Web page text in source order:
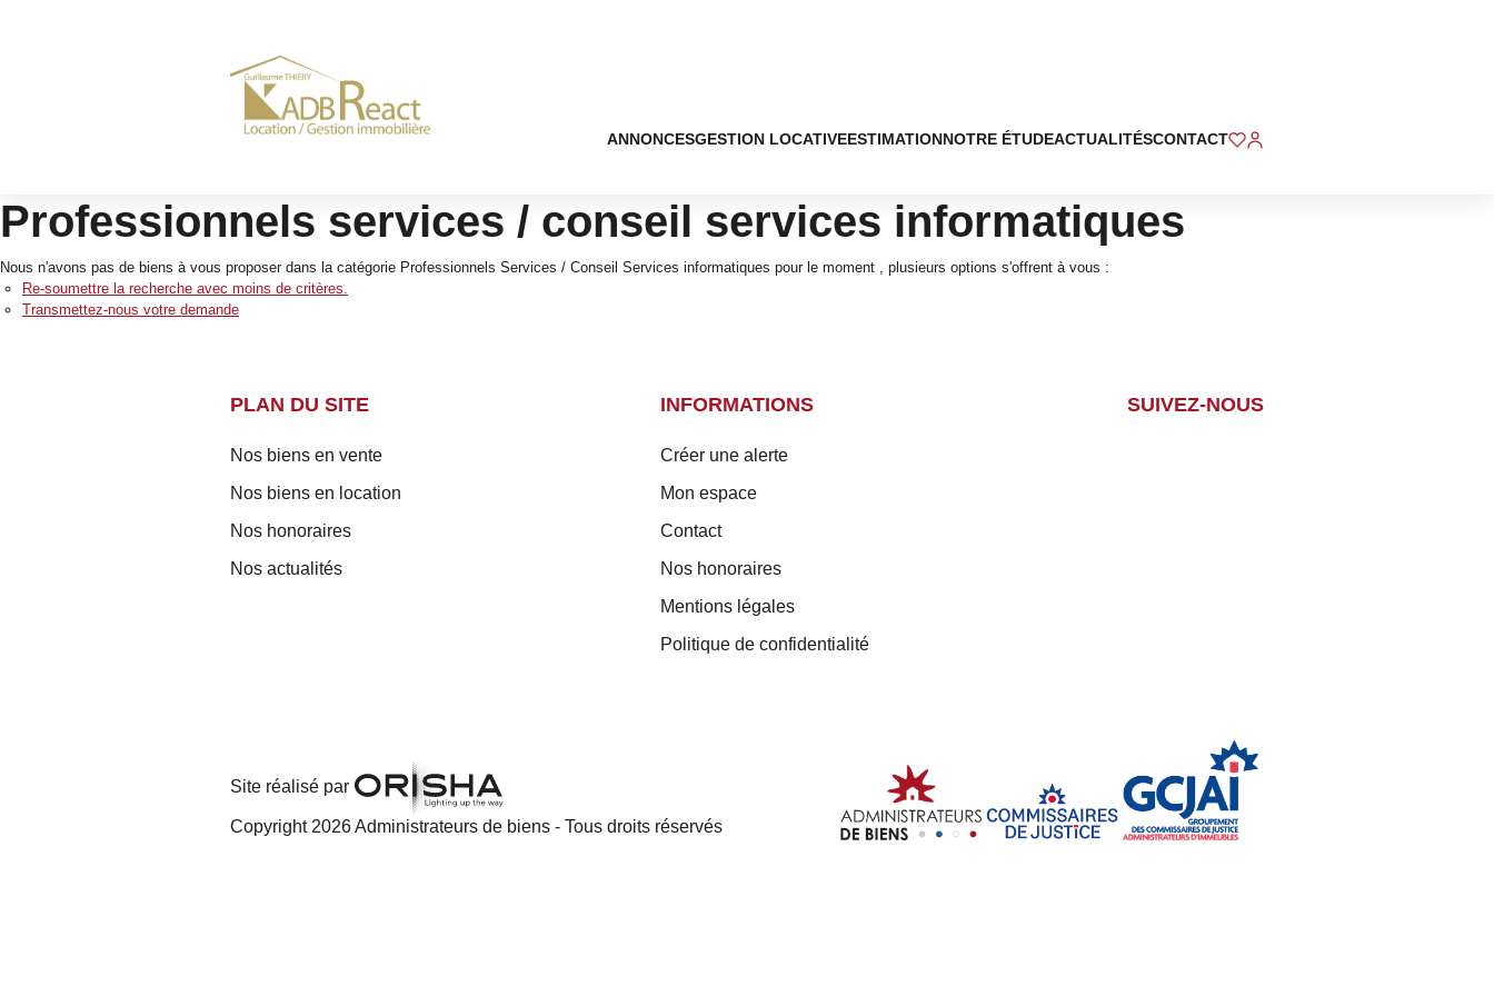
ANNONCESGESTION LOCATIVEESTIMATIONNOTRE ÉTUDEACTUALITÉSCONTACT
Professionnels services / conseil services informatiques
Nous n'avons pas de biens à vous proposer dans la catégorie Professionnels Services / Conseil Services informatiques pour le moment , plusieurs options s'offrent à vous :
Re-soumettre la recherche avec moins de critères.
Transmettez-nous votre demande
PLAN DU SITE
Nos biens en vente
Nos biens en location
Nos honoraires
Nos actualités
INFORMATIONS
Créer une alerte
Mon espace
Contact
Nos honoraires
Mentions légales
Politique de confidentialité
SUIVEZ-NOUS
Site réalisé par
Copyright 2026 Administrateurs de biens - Tous droits réservés